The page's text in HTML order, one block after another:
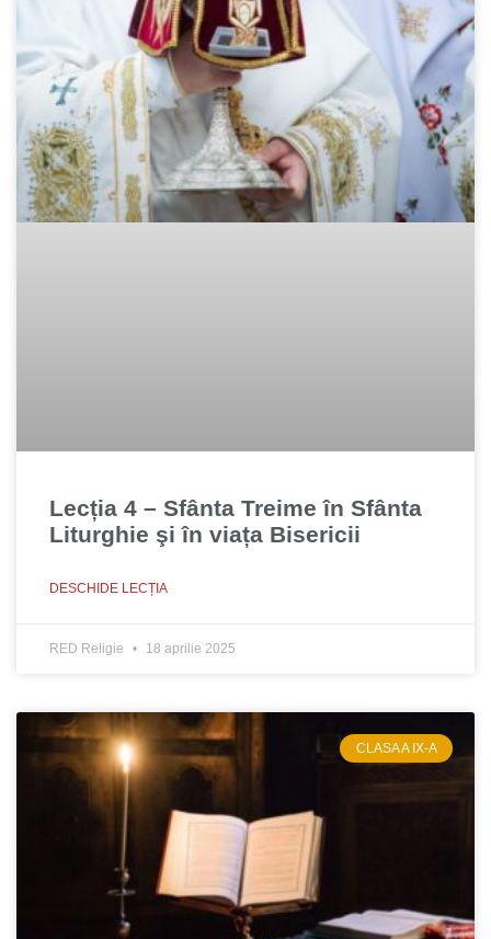
Lecția 4 – Sfânta Treime în Sfânta
Liturghie şi în viața Bisericii
DESCHIDE LECȚIA
RED Religie 18 aprilie 2025
CLASA A IX-A